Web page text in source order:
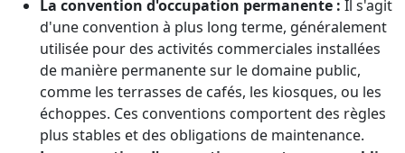
La convention d'occupation permanente : Il s'agit
d'une convention à plus long terme, généralement
utilisée pour des activités commerciales installées
de manière permanente sur le domaine public,
comme les terrasses de cafés, les kiosques, ou les
échoppes. Ces conventions comportent des règles
plus stables et des obligations de maintenance.